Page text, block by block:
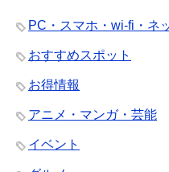
PC・スマホ・wi-fi・ネ
おすすめスポット
お得情報
アニメ・マンガ・芸能
イベント